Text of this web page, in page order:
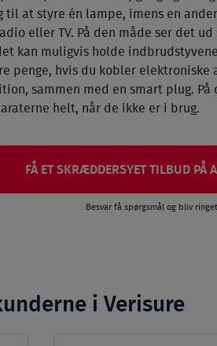
til at styre én lampe, imens en
eller TV. På den måde ser det
kan muligvis holde
penge, hvis du kobler
sammen med en smart plug. På
helt, når de ikke er i brug.
FÅ ET SKRÆDDERSYET TILBUD PÅ
Besvar få spørgsmål og bliv
i Verisure